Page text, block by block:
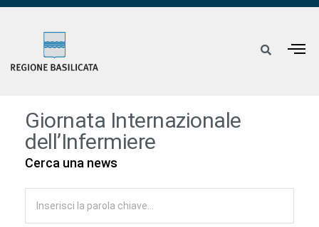
Giornata Internazionale
dell’Infermiere
Cerca una news